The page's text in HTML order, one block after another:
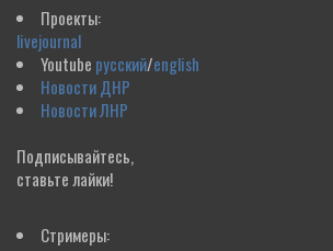
Проекты:
livejournal
Youtube русский/english
Новости ДНР
Новости ЛНР
Подписывайтесь,
ставьте лайки!
Стримеры: